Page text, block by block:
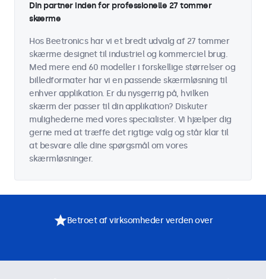
Din partner inden for professionelle 27 tommer
skærme
Hos Beetronics har vi et bredt udvalg af 27 tommer
skærme designet til industriel og kommerciel brug.
Med mere end 60 modeller i forskellige størrelser og
billedformater har vi en passende skærmløsning til
enhver applikation. Er du nysgerrig på, hvilken
skærm der passer til din applikation? Diskuter
mulighederne med vores specialister. Vi hjælper dig
gerne med at træffe det rigtige valg og står klar til
at besvare alle dine spørgsmål om vores
skærmløsninger.
Betroet af virksomheder verden over